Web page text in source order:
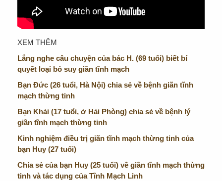
XEM THÊM
Lắng nghe câu chuyện của bác H. (69 tuổi) biết bí
quyết loại bỏ suy giãn tĩnh mạch
Bạn Đức (26 tuổi, Hà Nội) chia sẻ về bệnh giãn tĩnh
mạch thừng tinh
Bạn Khải (17 tuổi, ở Hải Phòng) chia sẻ về bệnh lý
giãn tĩnh mạch thừng tinh
Kinh nghiệm điều trị giãn tĩnh mạch thừng tinh của
bạn Huy (27 tuổi)
Chia sẻ của bạn Huy (25 tuổi) về giãn tĩnh mạch thừng
tinh và tác dụng của Tĩnh Mạch Linh